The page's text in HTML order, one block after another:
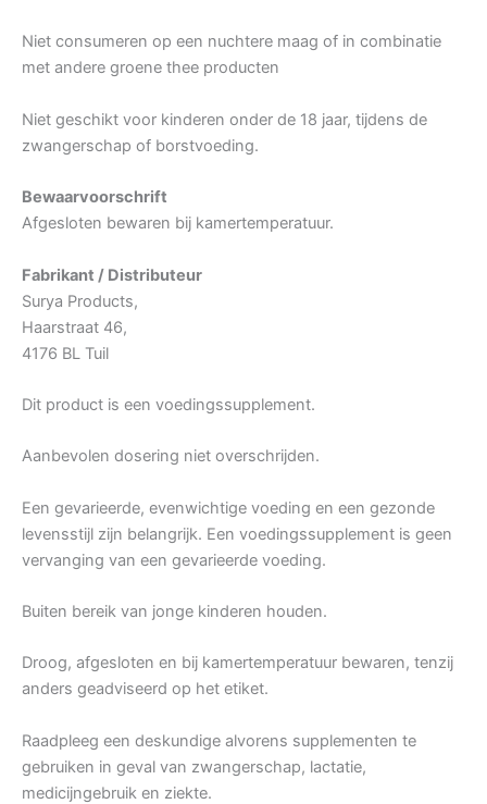
Niet consumeren op een nuchtere maag of in combinatie
met andere groene thee producten
Niet geschikt voor kinderen onder de 18 jaar, tijdens de
zwangerschap of borstvoeding.
Bewaarvoorschrift
Afgesloten bewaren bij kamertemperatuur.
Fabrikant / Distributeur
Surya Products,
Haarstraat 46,
4176 BL Tuil
Dit product is een voedingssupplement.
Aanbevolen dosering niet overschrijden.
Een gevarieerde, evenwichtige voeding en een gezonde
levensstijl zijn belangrijk. Een voedingssupplement is geen
vervanging van een gevarieerde voeding.
Buiten bereik van jonge kinderen houden.
Droog, afgesloten en bij kamertemperatuur bewaren, tenzij
anders geadviseerd op het etiket.
Raadpleeg een deskundige alvorens supplementen te
gebruiken in geval van zwangerschap, lactatie,
medicijngebruik en ziekte.